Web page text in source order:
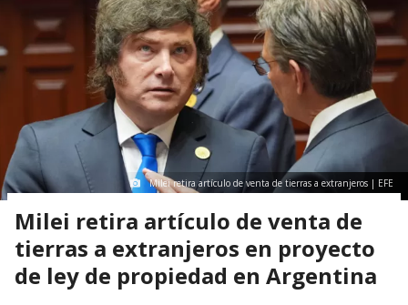
Milei retira artículo de venta de tierras a extranjeros | EFE
Milei retira artículo de venta de
tierras a extranjeros en proyecto
de ley de propiedad en Argentina